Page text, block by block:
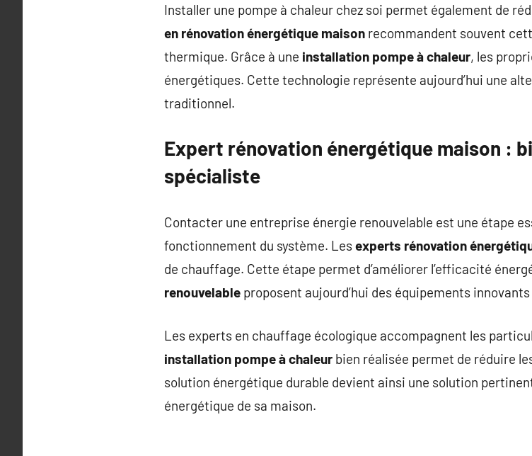
Installer une pompe à chaleur chez soi permet également de
en rénovation énergétique maison recommandent souvent
thermique. Grâce à une installation pompe à chaleur, les
énergétiques. Cette technologie représente aujourd’hui une
traditionnel.
Expert rénovation énergétique maison :
spécialiste
Contacter une entreprise énergie renouvelable est une étape
fonctionnement du système. Lesexperts rénovation
de chauffage. Cette étape permet d’améliorer l’efficacité
renouvelable proposent aujourd’hui des équipements
Les experts en chauffage écologique accompagnent les
installation pompe à chaleur bien réalisée permet de réduire
solution énergétique durable devient ainsi une solution
énergétique de sa maison.